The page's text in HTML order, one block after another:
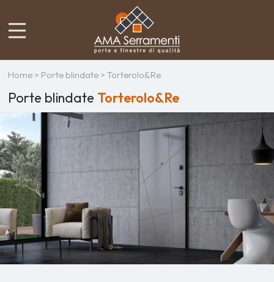
Home > Porte blindate > Torterolo&Re
Porte blindate Torterolo&Re